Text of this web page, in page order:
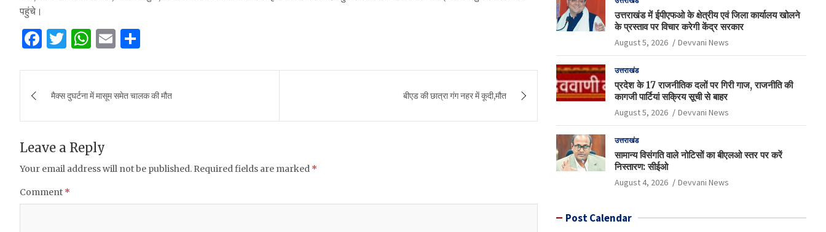
पहुंचे।
F
c
e
b
o
k
T
it
te
r
W
at
s
A
p
p
E
ai
l
ar
e
navigation
मैक्स दुघर्टना में मासूम समेत चालक की मौत बीएड की छात्रा गंग नहर में कूदी,मौत
Leave a Reply
Your email address will not be published. Required fields are marked *
Comment *
उत्तराखंड में ईपीएफओ के क्षेत्रीय एवं जिला कार्यालय खोलने
के प्रस्ताव पर विचार करेगी केंद्र सरकार
August 5, 2026 Devvani News
उत्तराखंड
प्रदेश के 17 राजनीतिक दलों पर गिरी गाज, राजनीति की
कागजी पार्टियां सक्रिय सूची से बाहर
August 5, 2026 Devvani News
उत्तराखंड
सामान्य विसंगति वाले नोटिसों का बीएलओ स्तर पर करें
निस्तारण: सीईओ
August 4, 2026 Devvani News
Post Calendar